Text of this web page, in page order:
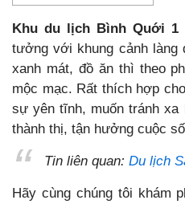
Khu du lịch Bình Quới 1
tưởng với khung cảnh làng
xanh mát, đồ ăn thì theo
mộc mạc. Rất thích hợp
sự yên tĩnh, muốn tránh
thành thị, tận hưởng cuộc
Tin liên quan: Du lịch
Hãy cùng chúng tôi khám